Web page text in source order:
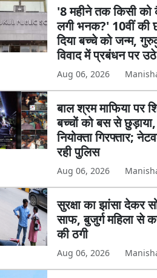
'8 महीने तक किसी को
लगी भनक?' 10वीं की
दिया बच्चे को जन्म,
विवाद में प्रबंधन पर
Aug 06, 2026
बाल श्रम माफिया पर
बच्चों को बस से
नियोक्ता गिरफ्तार;
रही पुलिस
Aug 06, 2026
सुरक्षा का झांसा देकर
साफ, बुजुर्ग महिला से
की ठगी
Aug 06, 2026